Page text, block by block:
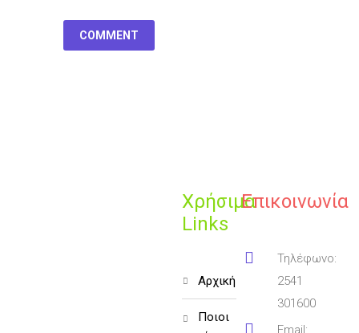
Χρήσιμα
Links
αρχική
ποιοι
Επικοινωνία
Τηλέφωνο:
2541
301600
Email: